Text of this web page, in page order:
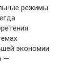
режимы
экономии
—